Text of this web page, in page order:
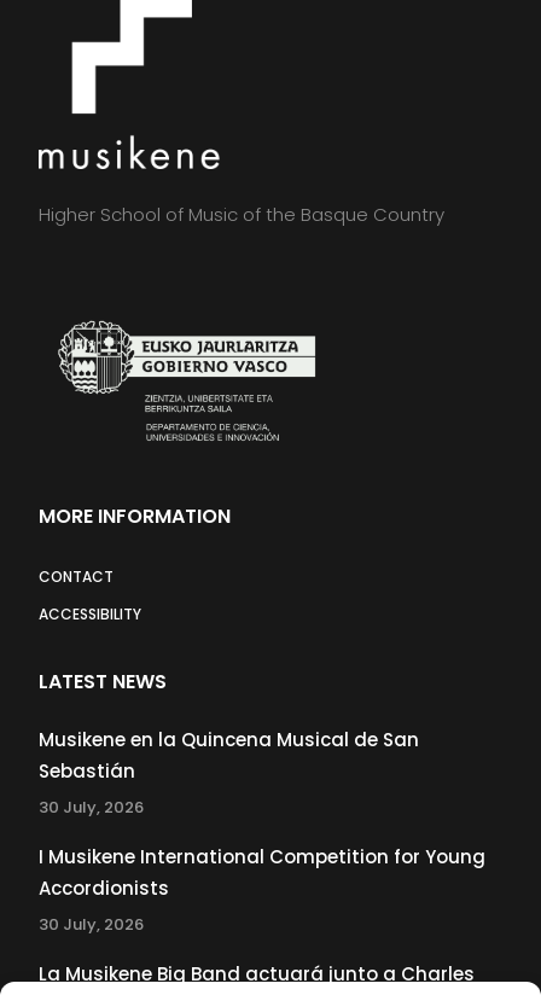
Higher School of Music of the Basque Country
MORE INFORMATION
CONTACT
ACCESSIBILITY
LATEST NEWS
Musikene en la Quincena Musical de San
Sebastián
30 July, 2026
I Musikene International Competition for Young
Accordionists
30 July, 2026
La Musikene Big Band actuará junto a Charles